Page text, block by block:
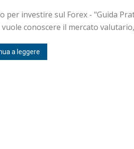
per investire sul Forex - "Guida
conoscere il mercato
a leggere